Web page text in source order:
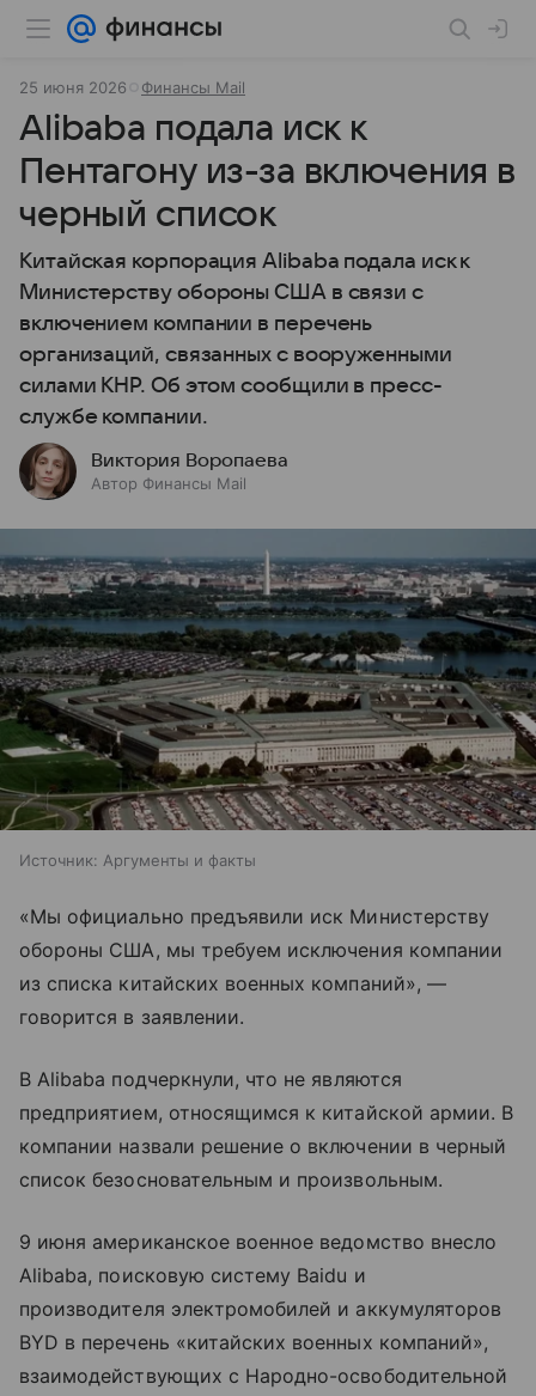
25 июня 2026 Финансы Mail
Alibaba подала иск к
Пентагону из-за включения в
черный список
Китайская корпорация Alibaba подала иск к
Министерству обороны США в связи с
включением компании в перечень
организаций, связанных с вооруженными
силами КНР. Об этом сообщили в пресс-
службе компании.
Виктория Воропаева
Автор Финансы Mail
Источник: Аргументы и факты
«Мы официально предъявили иск Министерству
обороны США, мы требуем исключения компании
из списка китайских военных компаний», —
говорится в заявлении.
В Alibaba подчеркнули, что не являются
предприятием, относящимся к китайской армии. В
компании назвали решение о включении в черный
список безосновательным и произвольным.
9 июня американское военное ведомство внесло
Alibaba, поисковую систему Baidu и
производителя электромобилей и аккумуляторов
BYD в перечень «китайских военных компаний»,
взаимодействующих с Народно-освободительной